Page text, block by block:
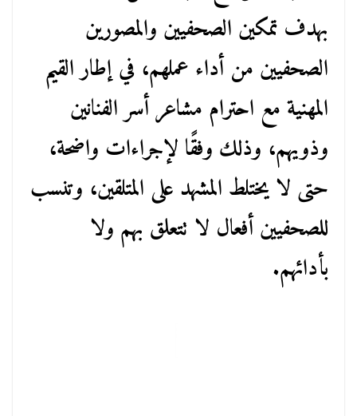
بهدف تمكين الصحفيين والمصورين
الصحفيين من أداء عملهم، في إطار القيم
المهنية مع احترام مشاعر أسر الفنانين
وذويهم، وذلك وفقًا لإجراءات واضحة،
حتى لا يختلط المشهد على المتلقين، وتنسب
للصحفيين أفعال لا تتعلق بهم ولا
بأدائهم.